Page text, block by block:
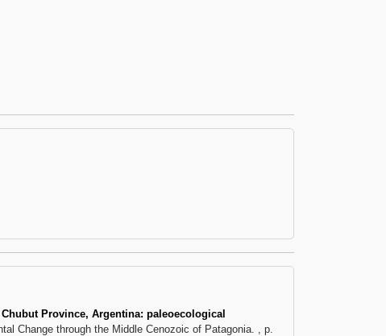
Province, Argentina: paleoecological
Change through the Middle Cenozoic of Patagonia. , p.